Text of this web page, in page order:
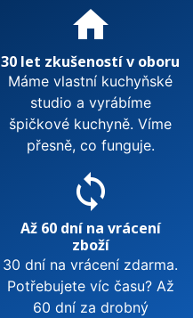
home
30 let zkušeností v oboru
Máme vlastní kuchyňské
studio a vyrábíme
špičkové kuchyně. Víme
přesně, co funguje.
sync
Až 60 dní na vrácení
zboží
30 dní na vrácení zdarma.
Potřebujete víc času? Až
60 dní za drobný